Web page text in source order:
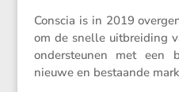
Conscia is in 2019
om de snelle uitbrei­ding
onder­steunen met een
nieuwe en bestaande